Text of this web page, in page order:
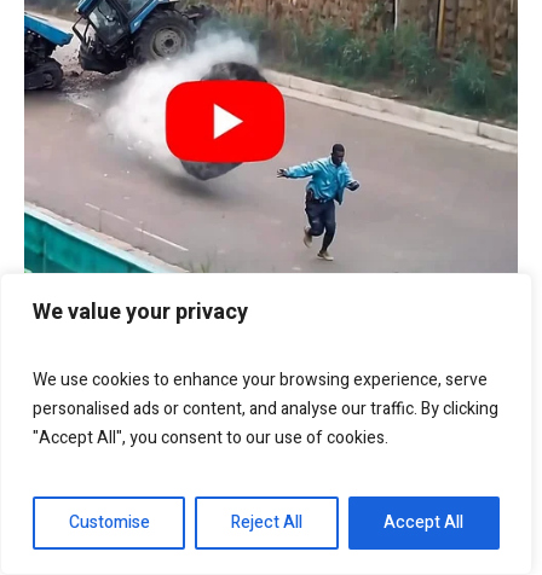
We value your privacy
We use cookies to enhance your browsing experience, serve
personalised ads or content, and analyse our traffic. By clicking
"Accept All", you consent to our use of cookies.
Customise Reject All Accept All